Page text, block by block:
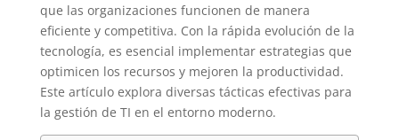
que las organizaciones funcionen de manera
eficiente y competitiva. Con la rápida evolución de la
tecnología, es esencial implementar estrategias que
optimicen los recursos y mejoren la productividad.
Este artículo explora diversas tácticas efectivas para
la gestión de TI en el entorno moderno.